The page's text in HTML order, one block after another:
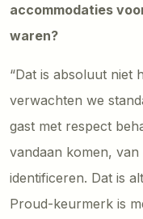
accommodaties
waren?
“Dat is absoluut niet
verwachten we
gast met respect
vandaan komen,
identificeren. Dat is
Proud-keurmerk is